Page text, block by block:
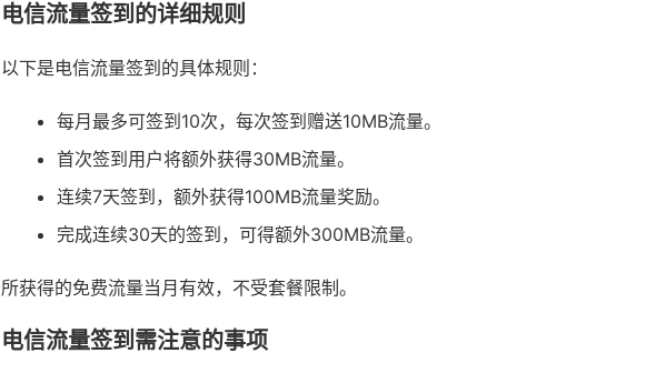
电信流量签到的详细规则
以下是电信流量签到的具体规则：
每月最多可签到10次，每次签到赠送10MB流量。
首次签到用户将额外获得30MB流量。
连续7天签到，额外获得100MB流量奖励。
完成连续30天的签到，可得额外300MB流量。
所获得的免费流量当月有效，不受套餐限制。
电信流量签到需注意的事项